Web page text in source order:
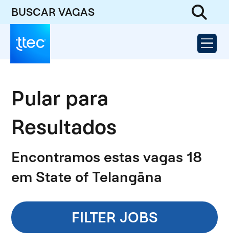
BUSCAR VAGAS
Pular para
Resultados
Encontramos estas vagas 18
em State of Telangāna
FILTER JOBS